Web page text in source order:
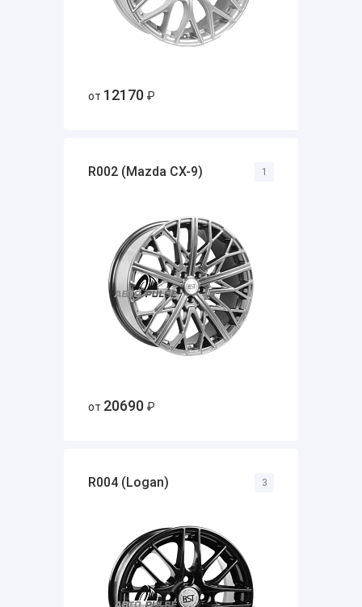
от 12170 ₽
R002 (Mazda CX-9)
от 20690 ₽
1
R004 (Logan) 3